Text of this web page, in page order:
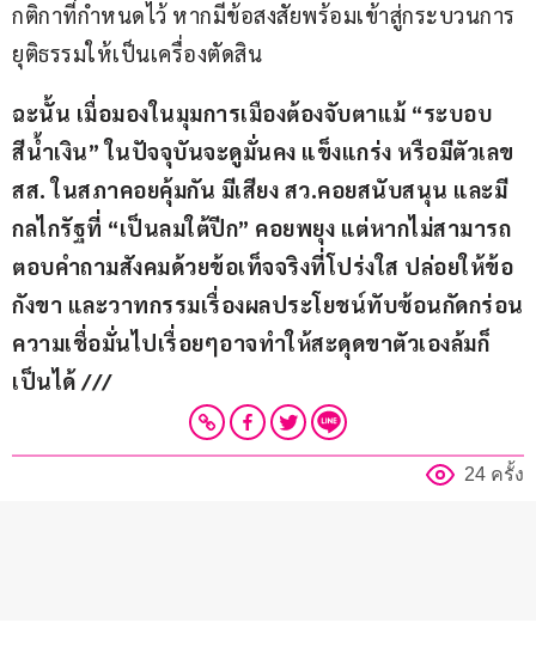
กติกาที่กำหนดไว้ หากมีข้อสงสัยพร้อมเข้าสู่กระบวนการ
ยุติธรรมให้เป็นเครื่องตัดสิน
ฉะนั้น เมื่อมองในมุมการเมืองต้องจับตาแม้ “ระบอบ
สีน้ำเงิน” ในปัจจุบันจะดูมั่นคง แข็งแกร่ง หรือมีตัวเลข
สส. ในสภาคอยคุ้มกัน มีเสียง สว.คอยสนับสนุน และมี
กลไกรัฐที่ “เป็นลมใต้ปีก” คอยพยุง แต่หากไม่สามารถ
ตอบคำถามสังคมด้วยข้อเท็จจริงที่โปร่งใส ปล่อยให้ข้อ
กังขา และวาทกรรมเรื่องผลประโยชน์ทับซ้อนกัดกร่อน
ความเชื่อมั่นไปเรื่อยๆอาจทำให้สะดุดขาตัวเองล้มก็
เป็นได้ ///
24 ครั้ง